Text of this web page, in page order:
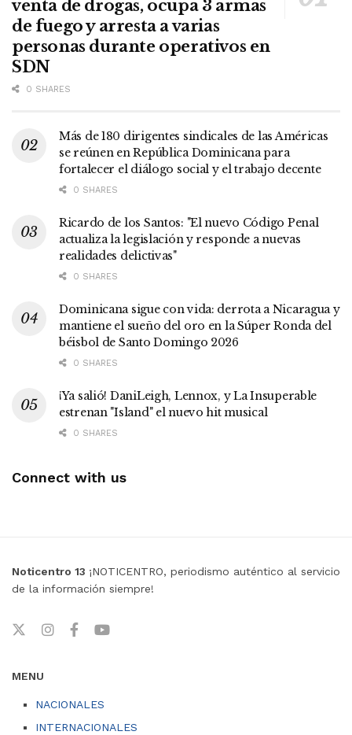
venta de drogas, ocupa 3 armas
de fuego y arresta a varias
personas durante operativos en
SDN
0 SHARES
Más de 180 dirigentes sindicales de las Américas
se reúnen en República Dominicana para
fortalecer el diálogo social y el trabajo decente
0 SHARES
Ricardo de los Santos: "El nuevo Código Penal
actualiza la legislación y responde a nuevas
realidades delictivas"
0 SHARES
Dominicana sigue con vida: derrota a Nicaragua y
mantiene el sueño del oro en la Súper Ronda del
béisbol de Santo Domingo 2026
0 SHARES
¡Ya salió! DaniLeigh, Lennox, y La Insuperable
estrenan "Island" el nuevo hit musical
0 SHARES
Connect with us
Noticentro 13 ¡NOTICENTRO, periodismo auténtico al servicio
de la información siempre!
MENU
NACIONALES
INTERNACIONALES